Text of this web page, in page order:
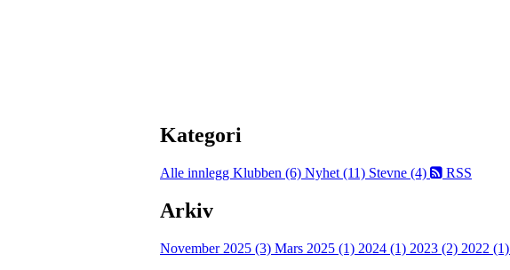
Kategori
Alle innlegg Klubben (6) Nyhet (11) Stevne (4) RSS
Arkiv
November 2025 (3) Mars 2025 (1) 2024 (1) 2023 (2) 2022 (1)